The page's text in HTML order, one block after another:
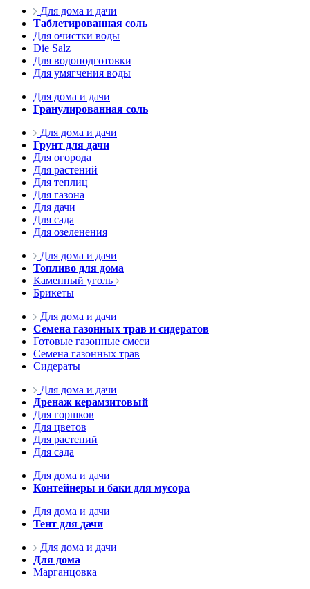
Для дома и дачи
Таблетированная соль
Для очистки воды
Die Salz
Для водоподготовки
Для умягчения воды
Для дома и дачи
Гранулированная соль
Для дома и дачи
Грунт для дачи
Для огорода
Для растений
Для теплиц
Для газона
Для дачи
Для сада
Для озеленения
Для дома и дачи
Топливо для дома
Каменный уголь
Брикеты
Для дома и дачи
Семена газонных трав и сидератов
Готовые газонные смеси
Семена газонных трав
Сидераты
Для дома и дачи
Дренаж керамзитовый
Для горшков
Для цветов
Для растений
Для сада
Для дома и дачи
Контейнеры и баки для мусора
Для дома и дачи
Тент для дачи
Для дома и дачи
Для дома
Марганцовка